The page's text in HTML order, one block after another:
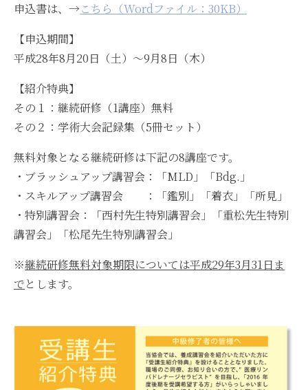
申込書は、→こちら（Wordファイル：30KB）
【申込期間】
平成28年8月20日（土）～9月8日（木）
【紹介特典】
その１：継続研修（1講座）無料
その２：学術大会記録集（5冊セット）
無料対象となる継続研修は下記の8講座です。
・ブラッシュアップ講習会：「MLD」「Bdg.」
・スキルアップ講習会 ：「鑑別」「着衣」「所見」
・特別講習会：「西村先生特別講習会」「重松先生特別
講習会」「松尾先生特別講習会」
※継続研修無料対象期限については平成29年3月31日ま
でとします。